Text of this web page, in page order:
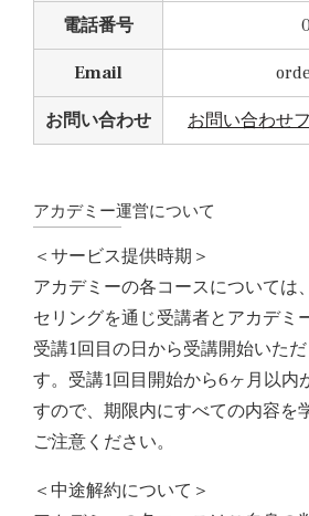
電話番号
Email
お問い合わせ お問い合わせ
アカデミー運営について
＜サービス提供時期＞
アカデミーの各コースについては
セリングを通じ受講者とアカデミ
受講1回目の日から受講開始いた
す。受講1回目開始から6ヶ月以内
すので、期限内にすべての内容を
ご注意ください。
＜中途解約について＞